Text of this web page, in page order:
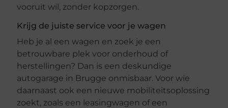
vooruit wil, zonder kopzorgen.
Krijg de juiste service voor je wagen
Heb je al een wagen en zoek je een
betrouwbare plek voor onderhoud of
herstellingen? Dan is een deskundige
autogarage in Brugge onmisbaar. Voor wie
daarnaast ook een nieuwe mobiliteitsoplossing
zoekt, zoals een leasingwagen of een